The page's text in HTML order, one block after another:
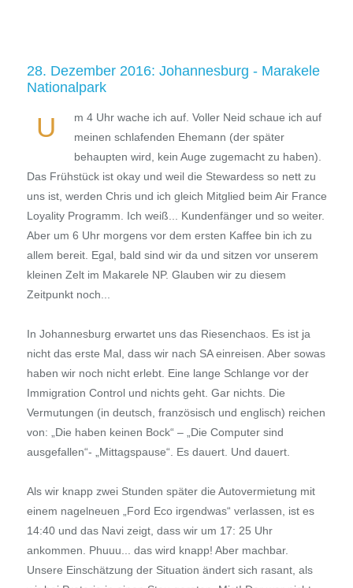
28. Dezember 2016: Johannesburg - Marakele
Nationalpark
U
m 4 Uhr wache ich auf. Voller Neid schaue ich auf
meinen schlafenden Ehemann (der später
behaupten wird, kein Auge zugemacht zu haben).
Das Frühstück ist okay und weil die Stewardess so nett zu
uns ist, werden Chris und ich gleich Mitglied beim Air France
Loyality Programm. Ich weiß... Kundenfänger und so weiter.
Aber um 6 Uhr morgens vor dem ersten Kaffee bin ich zu
allem bereit. Egal, bald sind wir da und sitzen vor unserem
kleinen Zelt im Makarele NP. Glauben wir zu diesem
Zeitpunkt noch...
In Johannesburg erwartet uns das Riesenchaos. Es ist ja
nicht das erste Mal, dass wir nach SA einreisen. Aber sowas
haben wir noch nicht erlebt. Eine lange Schlange vor der
Immigration Control und nichts geht. Gar nichts. Die
Vermutungen (in deutsch, französisch und englisch) reichen
von: „Die haben keinen Bock“ – „Die Computer sind
ausgefallen“- „Mittagspause“. Es dauert. Und dauert.
Als wir knapp zwei Stunden später die Autovermietung mit
einem nagelneuen „Ford Eco irgendwas“ verlassen, ist es
14:40 und das Navi zeigt, dass wir um 17: 25 Uhr
ankommen. Phuuu... das wird knapp! Aber machbar.
Unsere Einschätzung der Situation ändert sich rasant, als